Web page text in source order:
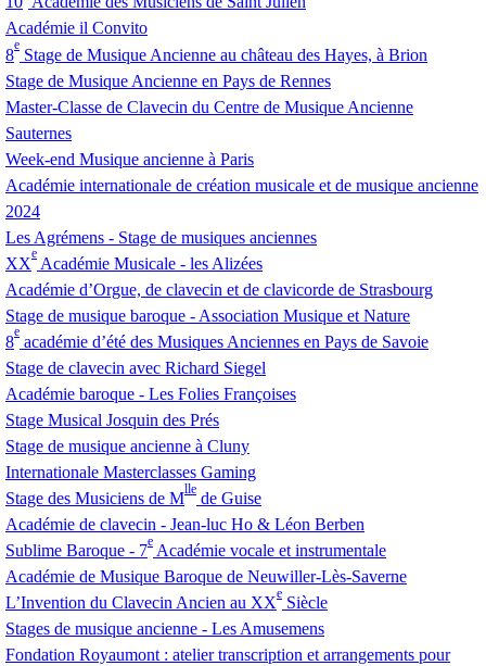
Académie il Convito
8
e
Stage de Musique Ancienne au château des Hayes, à Brion
Stage de Musique Ancienne en Pays de Rennes
Master-Classe de Clavecin du Centre de Musique Ancienne
Sauternes
Week-end Musique ancienne à Paris
Académie internationale de création musicale et de musique ancienne
2024
Les Agrémens - Stage de musiques anciennes
XX
e
Académie Musicale - les Alizées
Académie d’Orgue, de clavecin et de clavicorde de Strasbourg
Stage de musique baroque - Association Musique et Nature
8
e
académie d’été des Musiques Anciennes en Pays de Savoie
Stage de clavecin avec Richard Siegel
Académie baroque - Les Folies Françoises
Stage Musical Josquin des Prés
Stage de musique ancienne à Cluny
Internationale Masterclasses Gaming
Stage des Musiciens de M
lle
de Guise
Académie de clavecin - Jean-luc Ho & Léon Berben
Sublime Baroque - 7
e
Académie vocale et instrumentale
Académie de Musique Baroque de Neuwiller-Lès-Saverne
L’Invention du Clavecin Ancien au XX
e
Siècle
Stages de musique ancienne - Les Amusemens
Fondation Royaumont : atelier transcription et arrangements pour